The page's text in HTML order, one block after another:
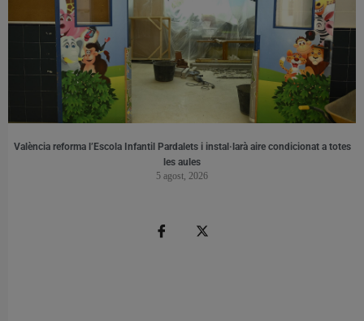
València reforma l’Escola Infantil Pardalets i instal·larà aire condicionat a totes
les aules
5 agost, 2026